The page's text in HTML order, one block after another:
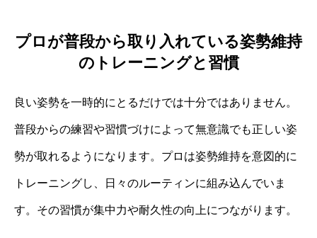
プロが普段から取り入れている姿勢維持
のトレーニングと習慣
良い姿勢を一時的にとるだけでは十分ではありません。
普段からの練習や習慣づけによって無意識でも正しい姿
勢が取れるようになります。プロは姿勢維持を意図的に
トレーニングし、日々のルーティンに組み込んでいま
す。その習慣が集中力や耐久性の向上につながります。